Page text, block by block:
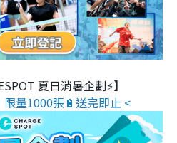
夏日消暑企劃⚡】
量1000張🔋送完即止 <